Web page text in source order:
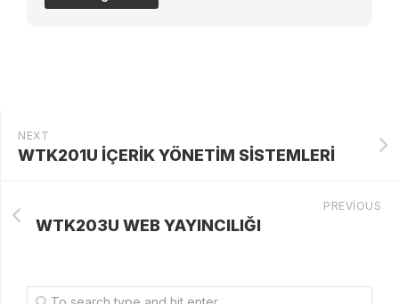
NEXT
WTK201U İÇERİK YÖNETİM SİSTEMLERİ
PREVIOUS
WTK203U WEB YAYINCILIĞI